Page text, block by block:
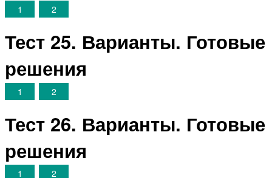
1 2
Тест 25. Варианты. Готовые
решения
1 2
Тест 26. Варианты. Готовые
решения
1 2